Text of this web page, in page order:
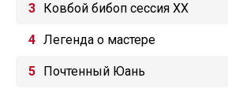
Ковбой бибоп сессия XX
Легенда о мастере
Почтенный Юань